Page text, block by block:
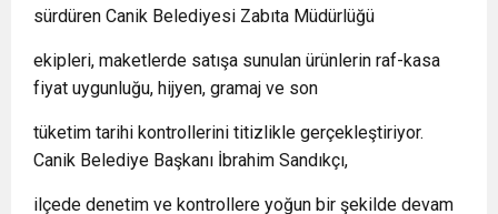
sürdüren Canik Belediyesi Zabıta Müdürlüğü
ekipleri, maketlerde satışa sunulan ürünlerin raf-kasa
fiyat uygunluğu, hijyen, gramaj ve son
tüketim tarihi kontrollerini titizlikle gerçekleştiriyor.
Canik Belediye Başkanı İbrahim Sandıkçı,
ilçede denetim ve kontrollere yoğun bir şekilde devam